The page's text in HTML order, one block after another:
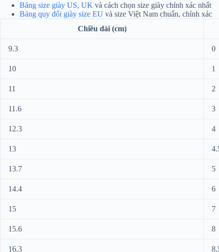
Bảng size giày US, UK và cách chọn size giày chính xác nhất
Bảng quy đổi giày size EU và size Việt Nam chuẩn, chính xác
Chiều dài (cm)
9.3 0
10 1
11 2
11.6 3
12.3 4
13
13.7 5
14.4 6
15 7
15.6 8
16.3